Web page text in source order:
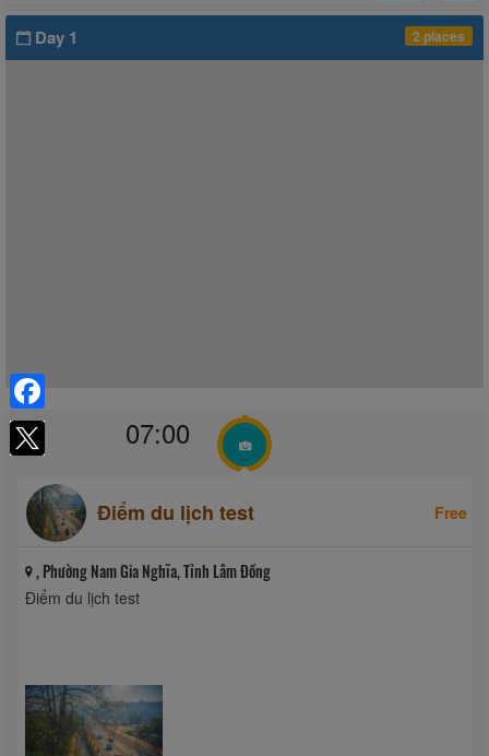
Day 1 2 places
07:00
Điểm du lịch test Free
, Phường Nam Gia Nghĩa, Tỉnh Lâm Đồng
Điểm du lịch test
Facebook